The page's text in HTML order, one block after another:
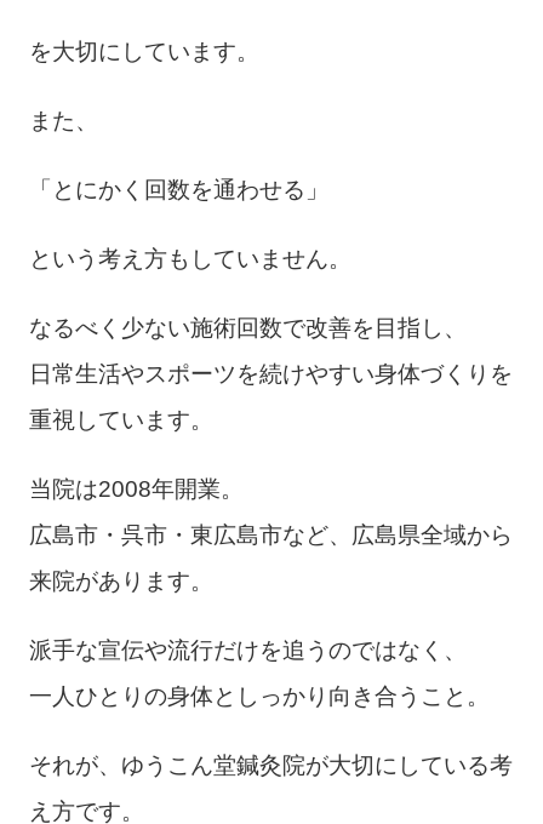
を大切にしています。
また、
「とにかく回数を通わせる」
という考え方もしていません。
なるべく少ない施術回数で改善を目指し、
日常生活やスポーツを続けやすい身体づくりを
重視しています。
当院は2008年開業。
広島市・呉市・東広島市など、広島県全域から
来院があります。
派手な宣伝や流行だけを追うのではなく、
一人ひとりの身体としっかり向き合うこと。
それが、ゆうこん堂鍼灸院が大切にしている考
え方です。